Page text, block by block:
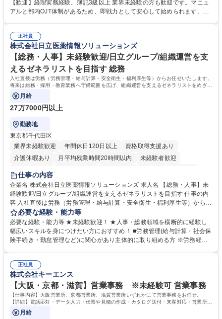
き、社内規定の改定や人事制度改定などのコア業務 ■社内イベントの企画
でも質問・相談できる環境が整っているため、安心して成長できます。 募
集職種 【森ビルG】人事・総務◆賞与5ヶ月◆年休120日◆残業少なめ◆
リモート可
【歓迎】経理実務経験、簿記3級以上 業界未経験の方も歓迎です。マニュ
アルと部内OJT体制があるため、即戦力として安心して始められます。
務に挑戦できるため、自身の成長と組織への貢献度をダイレクトに実感で
きます。 残業少なめ、週1日リモート可など、ワークライフバランスを保
ち長期活躍できる環境です。 「これまでの幅広い経験を活かし、長期的な
キャリアを築きたい」という前向きな意欲と挑戦を全力で応援します。 学
歴・資格 学歴：大学院 大学 高専 短大 専修学校 高校 語学力： 資格：日商
簿記検定1級 日商簿記検定2級 日商簿記検定3級
正社員
株式会社日立医薬情報ソリューションズ
【総務・人事】未経験歓迎/日立グループ/組織運営を支
えるゼネラリストを目指す 総務
入社直後は労務（労務管理・給与計算・安全衛生・福利厚生等）からお任せいたします。
将来は総務・採用・教育業務へ守備範囲を広げ、組織運営を支えるゼネラリストをめざせ
ます。
月給
27万7000円以上
勤務地
東京都千代田区
業界未経験歓迎
年間休日120日以上
資格取得支援あり
介護休暇あり
月平均残業時間20時間以内
未経験者歓迎
住宅手当あり
育休あり
完全週休2日制 交通費支給 土日祝休み 寮・社宅あり
仕事の内容
企業名 株式会社日立医薬情報ソリューションズ 求人名 【総務・人事】未
経験歓迎/日立グループ/組織運営を支えるゼネラリストを目指す 仕事の内
容 入社直後は労務（労務管理・給与計算・安全衛生・福利厚生等）からお
任せいたします。将来は総務・採用・教育業務へ守備範囲を広げ、組織運
営を支えるゼネラリストをめざせます。 ・初期業務：労働時間管理、給与
計算、社会保険対応、福利厚生管理、安全衛生、健康経営推進等をお任せ
します。ご経験に応じて、休職者管理など、幅広く経験を積んでいただき
幅広く経験を積みたい意欲がある方に最適な環境です。 募集職種 【総
務・人事】未経験歓迎/日立グループ/組織運営を支えるゼネラリストを目
指す
必要な経験・能力等
必要な経験・能力等 ★未経験歓迎！ ★人事・総務領域を横断的に経験し
幅広いスキルを身につけたい方におすすめ！ ■労務管理(給与計算・社会保
険手続き・勤怠管理など)に関心があり主体的に取り組める方 ※労務経験
のご経験 ■労務管理（給与計算・社会保険手続き・勤怠管理など）の経験
■衛生管理者の資格をお持ちの方 学歴・資格 学歴：大学院 大学 高専 短大
専修学校 高校 語学力： 資格：
正社員
株式会社キーエンス
【大阪・京都・滋賀】営業事務 ※未経験可 営業事務
【仕事内容】大阪営業所、京都営業所、滋賀営業所いずれかにて営業事務をお任せ。
【詳細】電話応対・データ入力・伝票や見積の作成・カタログ送付・来客対応・営業所内
で発生する事務業務や業務改善をお任せ。
月給